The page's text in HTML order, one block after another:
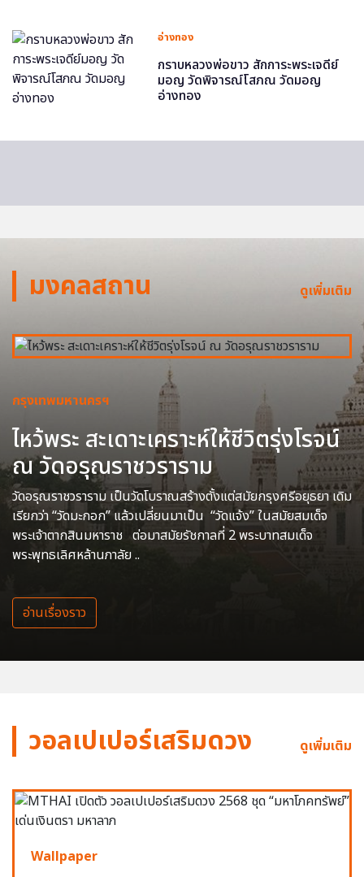
อ่างทอง
กราบหลวงพ่อขาว สักการะพระเจดีย์
มอญ วัดพิจารณ์โสภณ วัดมอญ
อ่างทอง
มงคลสถาน ดูเพิ่มเติม
กรุงเทพมหานครฯ
ไหว้พระ สะเดาะเคราะห์ให้ชีวิตรุ่งโรจน์
ณ วัดอรุณราชวราราม
วัดอรุณราชวราราม เป็นวัดโบราณสร้างตั้งแต่สมัยกรุงศรีอยุธยา เดิม
เรียกว่า “วัดมะกอก” แล้วเปลี่ยนมาเป็น “วัดแจ้ง” ในสมัยสมเด็จ
พระเจ้าตากสินมหาราช ต่อมาสมัยรัชกาลที่ 2 พระบาทสมเด็จ
พระพุทธเลิศหล้านภาลัย ..
อ่านเรื่องราว
วอลเปเปอร์เสริมดวง ดูเพิ่มเติม
Wallpaper